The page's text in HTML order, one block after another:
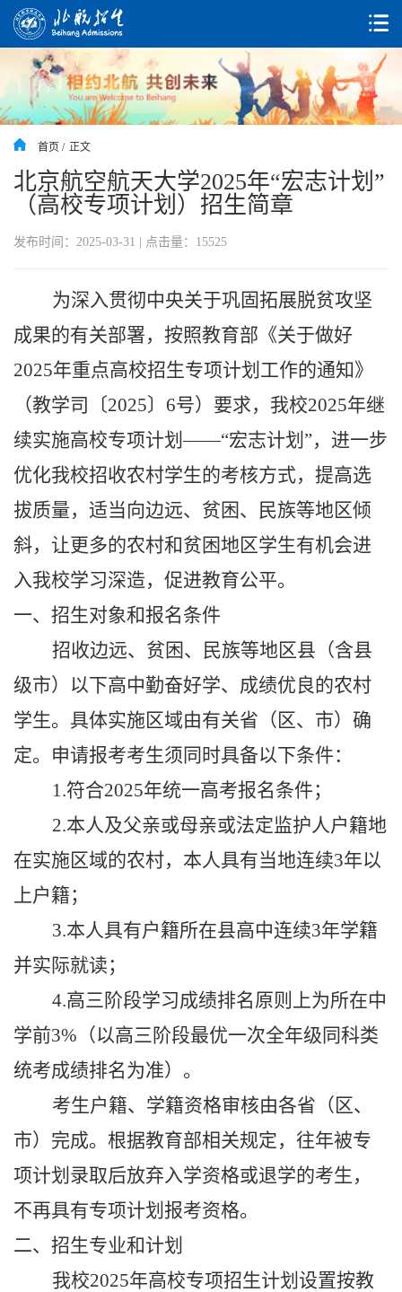
首页 / 正文
北京航空航天大学2025年“宏志计划”
（高校专项计划）招生简章
发布时间：2025-03-31 | 点击量： 15525
为深入贯彻中央关于巩固拓展脱贫攻坚
成果的有关部署，按照教育部 《关于做好
2025年重点高校招生专项计划 工作的通知》
（教学司〔2025〕 6号）要求，我校2025年继
续实施高校专项计划——“宏志计划 ”，进一步
优化我校招收农村学生的考核方式，提高选
拔质量，适当向边远、贫困、民族等地区倾
斜， 让更多的农村和贫困地区学生有机会进
入我校学习深造，促进教育公平。
一、招生对象和报名条件
招收边远、贫困、民族等地区县（含县
级市）以下高中勤奋好学、成绩优良的农村
学生。具体实施区域由有关省（区、市）确
定。申请报考考生须同时具备以下条件：
1.符合2025年统一高考报名条件；
2.本人及父亲或母亲或法定监护人户籍地
在实施区域的农村，本人具有当地连续3年以
上户籍；
3.本人具有户籍所在县高中连续3年学籍
并实际就读；
4.高三阶段学习成绩排名原则上为所在中
学前3% （以高三阶段最优一次全年级同科类
统考成绩排名为准）。
考生户籍、学籍资格审核由各省（区、
市）完成。根据教育部相关规定，往年被专
项计划录取后放弃入学资格或退学的考生，
不再具有专项计划报考资格。
二、招生专业和计划
我校2025年高校专项招生计划设置按教